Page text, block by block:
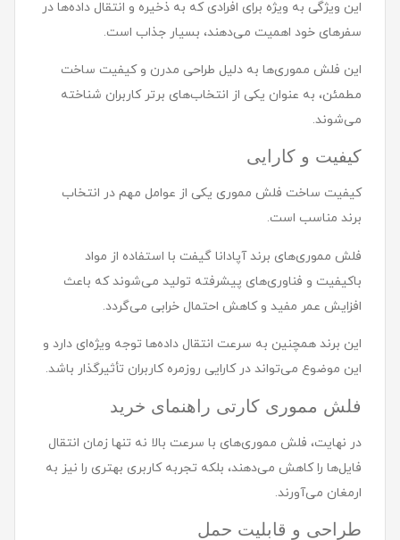
این ویژگی به ویژه برای افرادی که به ذخیره و انتقال داده‌ها در
سفرهای خود اهمیت می‌دهند، بسیار جذاب است.
این فلش مموری‌ها به دلیل طراحی مدرن و کیفیت ساخت
مطمئن، به عنوان یکی از انتخاب‌های برتر کاربران شناخته
می‌شوند.
کیفیت و کارایی
کیفیت ساخت فلش مموری یکی از عوامل مهم در انتخاب
برند مناسب است.
فلش مموری‌های برند آپادانا گیفت با استفاده از مواد
باکیفیت و فناوری‌های پیشرفته تولید می‌شوند که باعث
افزایش عمر مفید و کاهش احتمال خرابی می‌گردد.
این برند همچنین به سرعت انتقال داده‌ها توجه ویژه‌ای دارد و
این موضوع می‌تواند در کارایی روزمره کاربران تأثیرگذار باشد.
فلش مموری کارتی راهنمای خرید
در نهایت، فلش مموری‌های با سرعت بالا نه تنها زمان انتقال
فایل‌ها را کاهش می‌دهند، بلکه تجربه کاربری بهتری را نیز به
ارمغان می‌آورند.
طراحی و قابلیت حمل